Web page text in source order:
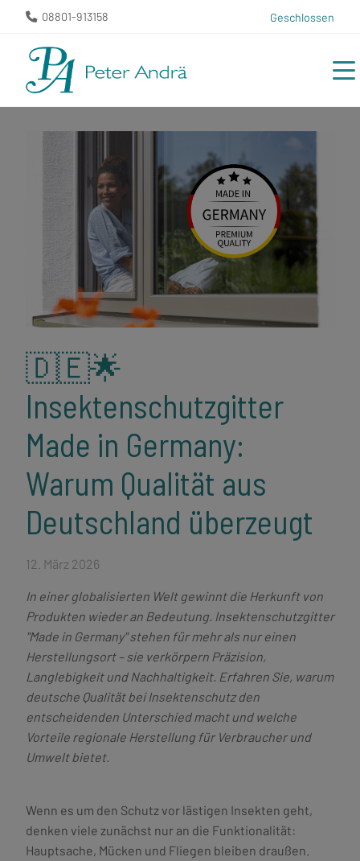
08801-913158 Geschlossen
🇩🇪🌟
Insektenschutzgitter
Made in Germany:
Warum Qualität aus
Deutschland überzeugt
12. März 2026
In einer globalisierten Welt gewinnt die Herkunft von
Produkten wieder an Bedeutung. Insektenschutzgitter
"Made in Germany" stehen für mehr als nur einen
Herstellungsort – sie verkörpern Präzision,
Langlebigkeit und Nachhaltigkeit. Erfahren Sie, warum
deutsche Qualität bei Insektenschutz den
entscheidenden Unterschied macht und welche
Vorteile regionale Herstellung für Verbraucher und
Umwelt bietet.
Wenn es um den Schutz vor lästigen Insekten geht,
denken viele zunächst nur an die Funktionalität:
Hauptsache, Mücken und Fliegen bleiben draußen.